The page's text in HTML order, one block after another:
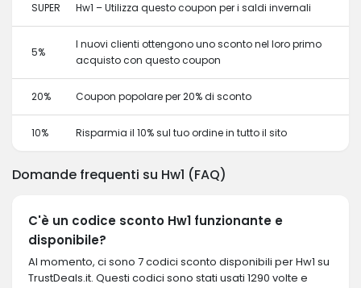
SUPER Hw1 – Utilizza questo coupon per i saldi invernali
5%
I nuovi clienti ottengono uno sconto nel loro primo
acquisto con questo coupon
20% Coupon popolare per 20% di sconto
10% Risparmia il 10% sul tuo ordine in tutto il sito
Domande frequenti su Hw1 (FAQ)
C'è un codice sconto Hw1 funzionante e
disponibile?
Al momento, ci sono 7 codici sconto disponibili per Hw1 su
TrustDeals.it. Questi codici sono stati usati 1290 volte e